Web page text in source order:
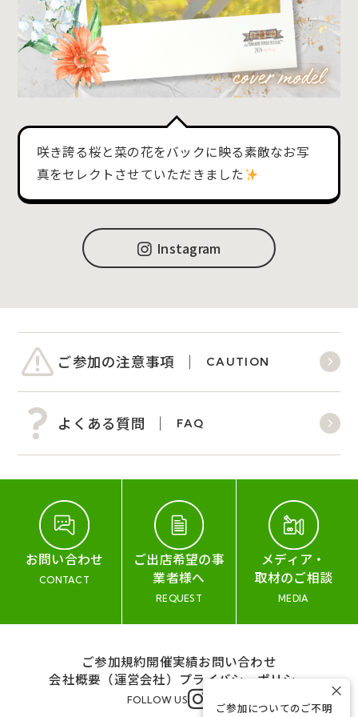
咲き誇る桜と菜の花をバックに映る素敵なお写
真をセレクトさせていただきました
Instagram
ご参加の注意事項 CAUTION
よくある質問 FAQ
お問い合わせ
CONTACT
ご出店希望の事
業者様へ
REQUEST
メディア・
取材のご相談
MEDIA
ご参加規約開催実績お問い合わせ
会社概要（運営会社） プライバシーポリシー
FOLLOW US
ご参加についてのご不明
×